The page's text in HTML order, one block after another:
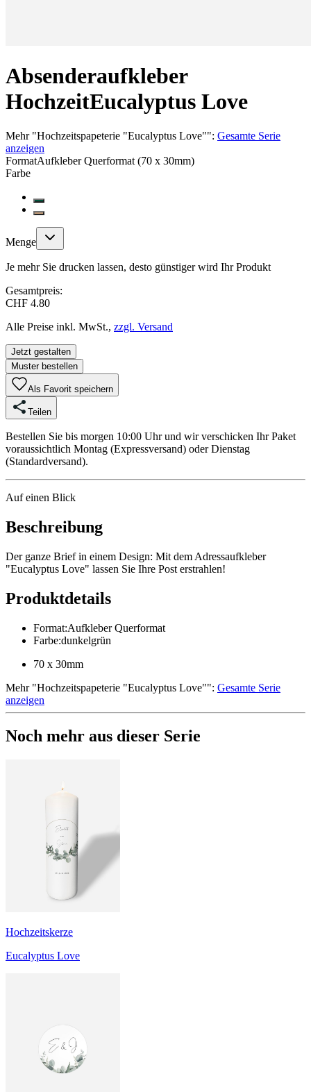
Absenderaufkleber
HochzeitEucalyptus Love
Mehr"Hochzeitspapeterie "Eucalyptus Love"": Gesamte Serie
anzeigen
FormatAufkleber Querformat (70 x 30mm)
Farbe
Menge
Je mehr Sie drucken lassen, desto günstiger wird Ihr Produkt
Gesamtpreis:
CHF 4.80
Alle Preise inkl. MwSt., zzgl. Versand
Jetzt gestalten
Muster bestellen
Als Favorit speichern
Teilen
Bestellen Sie bis morgen 10:00 Uhr und wir verschicken Ihr Paket
voraussichtlich Montag (Expressversand) oder Dienstag
(Standardversand).
Auf einen Blick
Beschreibung
Der ganze Brief in einem Design: Mit dem Adressaufkleber
"Eucalyptus Love" lassen Sie Ihre Post erstrahlen!
Produktdetails
Format:Aufkleber Querformat
Farbe:dunkelgrün
70 x 30mm
Mehr"Hochzeitspapeterie "Eucalyptus Love"": Gesamte Serie
anzeigen
Noch mehr aus dieser Serie
Hochzeitskerze
Eucalyptus Love